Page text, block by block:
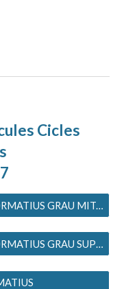
Cicles
Inscripcions i matrícules - CICLES FORMATIUS GRAU MITJÀ
Inscripcions i matrícules - CICLES FORMATIUS GRAU SUPERIOR